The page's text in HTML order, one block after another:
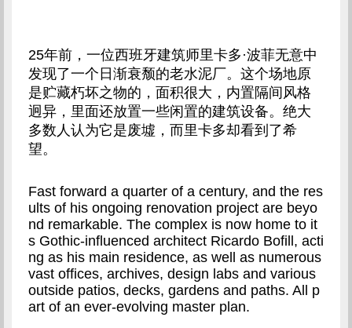
25年前，一位西班牙建筑师里卡多·波菲无意中
发现了一个日渐衰颓的老水泥厂。这个场地原
是贮藏朽坏之物的，面积很大，内置隔间风格
迥异，里面还放置一些闲置的建筑设备。绝大
多数人认为它是废墟，而里卡多却看到了希
望。
Fast forward a quarter of a century, and the res
ults of his ongoing renovation project are beyo
nd remarkable. The complex is now home to it
s Gothic-influenced architect Ricardo Bofill, acti
ng as his main residence, as well as numerous
vast offices, archives, design labs and various
outside patios, decks, gardens and paths. All p
art of an ever-evolving master plan.